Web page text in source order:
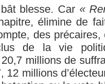
blesse. Car «
élimine de
des
de la vie
millions de
12 millions